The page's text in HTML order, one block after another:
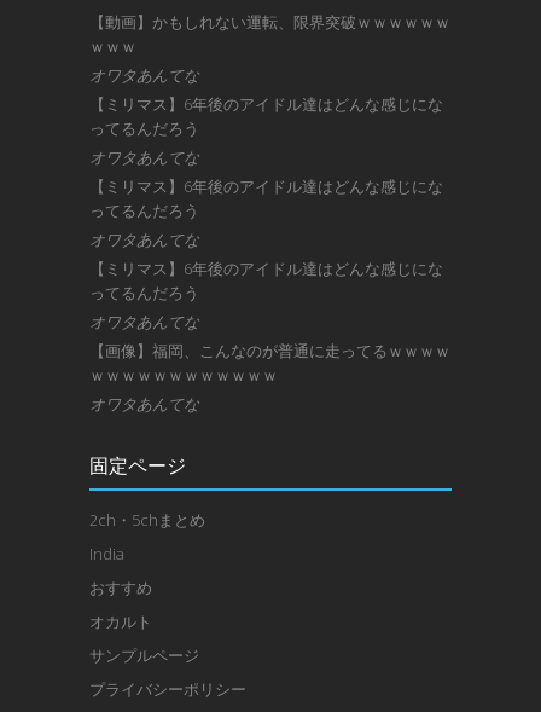
【動画】かもしれない運転、限界突破ｗｗｗｗｗｗ
ｗｗｗ
オワタあんてな
【ミリマス】6年後のアイドル達はどんな感じにな
ってるんだろう
オワタあんてな
【ミリマス】6年後のアイドル達はどんな感じにな
ってるんだろう
オワタあんてな
【ミリマス】6年後のアイドル達はどんな感じにな
ってるんだろう
オワタあんてな
【画像】福岡、こんなのが普通に走ってるｗｗｗｗ
ｗｗｗｗｗｗｗｗｗｗｗｗ
オワタあんてな
固定ページ
2ch・5chまとめ
India
おすすめ
オカルト
サンプルページ
プライバシーポリシー